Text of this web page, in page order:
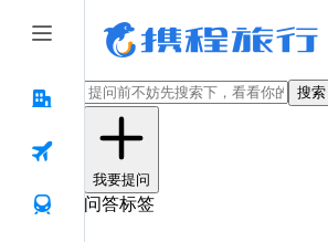
搜索
我要提问
问答标签